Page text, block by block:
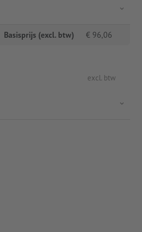
Basisprijs (excl. btw) € 96,06
excl. btw